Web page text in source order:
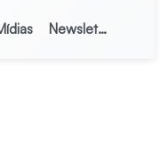
Newsletter